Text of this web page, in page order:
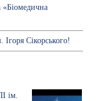
«Біомедична
Сікорського!
ім.